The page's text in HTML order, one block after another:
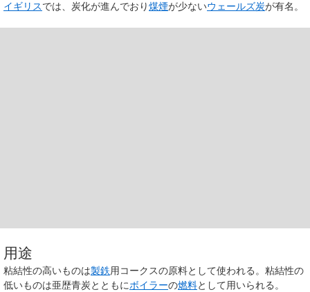
イギリスでは、炭化が進んでおり煤煙が少ないウェールズ炭が有名。
用途
粘結性の高いものは製鉄用コークスの原料として使われる。粘結性の
低いものは亜歴青炭とともにボイラーの燃料として用いられる。